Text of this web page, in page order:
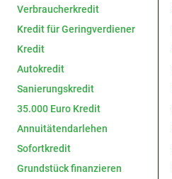
Verbraucherkredit
Kredit für Geringverdiener
Kredit
Autokredit
Sanierungskredit
35.000 Euro Kredit
Annuitätendarlehen
Sofortkredit
Grundstück finanzieren